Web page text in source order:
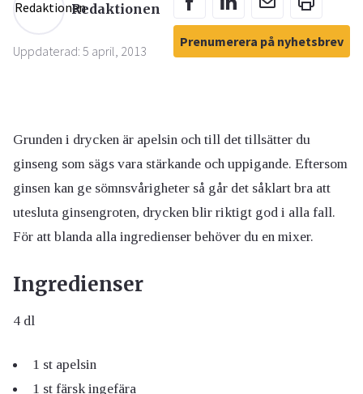
Redaktionen
Uppdaterad: 5 april, 2013
Prenumerera på nyhetsbrev
Grunden i drycken är apelsin och till det tillsätter du
ginseng som sägs vara stärkande och uppigande. Eftersom
ginsen kan ge sömnsvårigheter så går det såklart bra att
utesluta ginsengroten, drycken blir riktigt god i alla fall.
För att blanda alla ingredienser behöver du en mixer.
Ingredienser
4 dl
1 st apelsin
1 st färsk ingefära